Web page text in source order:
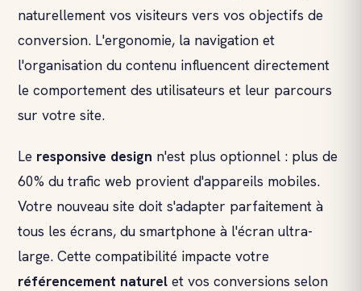
naturellement vos visiteurs vers vos objectifs de
conversion. L'ergonomie, la navigation et
l'organisation du contenu influencent directement
le comportement des utilisateurs et leur parcours
sur votre site.
Le responsive design n'est plus optionnel : plus de
60% du trafic web provient d'appareils mobiles.
Votre nouveau site doit s'adapter parfaitement à
tous les écrans, du smartphone à l'écran ultra-
large. Cette compatibilité impacte votre
référencement naturel et vos conversions selon